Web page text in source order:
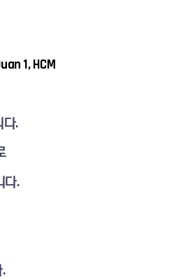
1, HCM
다.
다.